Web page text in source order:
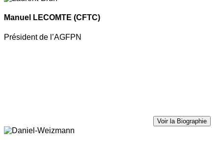
Manuel LECOMTE (CFTC)
Président de l’AGFPN
Voir la Biographie